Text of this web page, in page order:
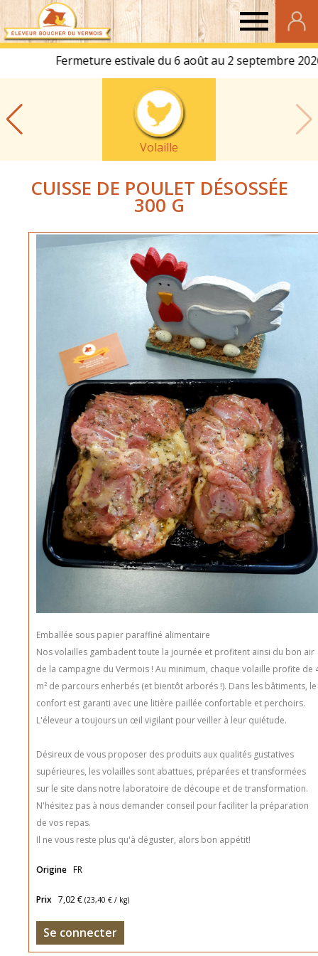
Eleveur
Boucher
VermoisVolaille
CUISSE DE POULET DÉSOSSÉE
300 G
Emballée sous papier paraffiné alimentaire
Nos volailles gambadent toute la journée et profitent ainsi du bon air
de la campagne du Vermois ! Au minimum, chaque volaille profite de
m² de parcours enherbés (et bientôt arborés !). Dans les bâtiments, le
confort est garanti avec une litière paillée confortable et perchoirs.
L'éleveur a toujours un œil vigilant pour veiller à leur quiétude.
Désireux de vous proposer des produits aux qualités gustatives
supérieures, les volailles sont abattues, préparées et transformées
sur le site dans notre laboratoire de découpe et de transformation.
N'hésitez pas à nous demander conseil pour faciliter la préparation
de vos repas.
Il ne vous reste plus qu'à déguster, alors bon appétit!
Origine FR
Prix 7,02 € (23,40 € / kg)
Se connecter